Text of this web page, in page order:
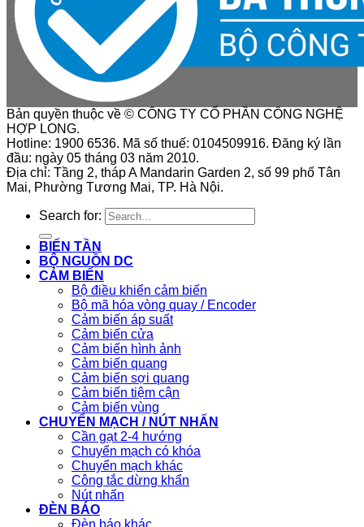
Bản quyền thuộc về © CÔNG TY CỔ PHẦN CÔNG NGHỆ
HỢP LONG.
Hotline: 1900 6536. Mã số thuế: 0104509916. Đăng ký lần
đầu: ngày 05 tháng 03 năm 2010.
Địa chỉ: Tầng 2, tháp A Mandarin Garden 2, số 99 phố Tân
Mai, Phường Tương Mai, TP. Hà Nội.
Search for:
BIẾN TẦN
BỘ NGUỒN DC
CẢM BIẾN
Bộ điều khiển cảm biến
Bộ mã hóa vòng quay / Encoder
Cảm biến áp suất
Cảm biến cửa
Cảm biến hình ảnh
Cảm biến quang
Cảm biến sợi quang
Cảm biến tiệm cận
Cảm biến vùng
CHUYỂN MẠCH / NÚT NHẤN
Cần gạt 2-4 hướng
Chuyển mạch có khóa
Chuyển mạch khác
Công tắc dừng khẩn
Nút nhấn
ĐÈN BÁO